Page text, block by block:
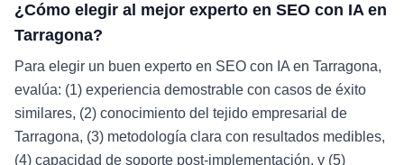
¿Cómo elegir al mejor experto en SEO con IA en
Tarragona?
Para elegir un buen experto en SEO con IA en Tarragona,
evalúa: (1) experiencia demostrable con casos de éxito
similares, (2) conocimiento del tejido empresarial de
Tarragona, (3) metodología clara con resultados medibles,
(4) capacidad de soporte post-implementación, y (5)